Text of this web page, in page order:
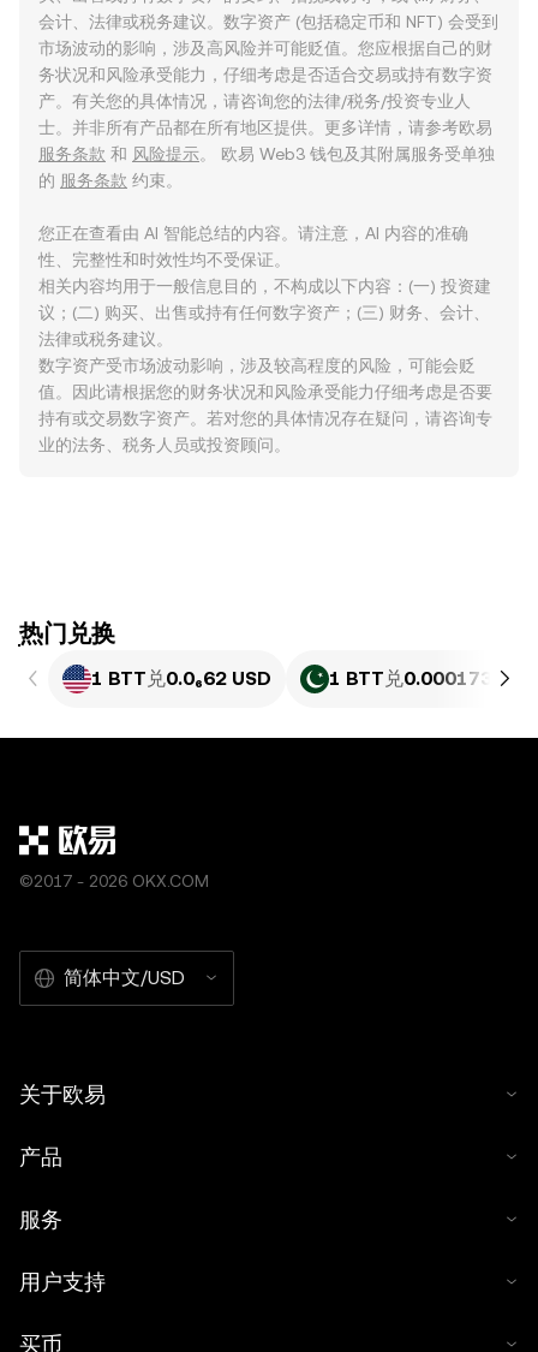
会计、法律或税务建议。数字资产 (包括稳定币和 NFT) 会受到
市场波动的影响，涉及高风险并可能贬值。您应根据自己的财
务状况和风险承受能力，仔细考虑是否适合交易或持有数字资
产。有关您的具体情况，请咨询您的法律/税务/投资专业人
士。并非所有产品都在所有地区提供。更多详情，请参考欧易
服务条款 和 风险提示。 欧易 Web3 钱包及其附属服务受单独
的 服务条款 约束。
您正在查看由 AI 智能总结的内容。请注意，AI 内容的准确
性、完整性和时效性均不受保证。
相关内容均用于一般信息目的，不构成以下内容：(一) 投资建
议；(二) 购买、出售或持有任何数字资产；(三) 财务、会计、
法律或税务建议。
数字资产受市场波动影响，涉及较高程度的风险，可能会贬
值。因此请根据您的财务状况和风险承受能力仔细考虑是否要
持有或交易数字资产。若对您的具体情况存在疑问，请咨询专
业的法务、税务人员或投资顾问。
ִִִִִִִִִִִִִִִִִִִִִִִִִִִִִִִִִִִִִִִִִִִִִִִִ热门兑换
1 BTT 兑0.0₆62 USD 1 BTT 兑0.00017332
©2017 - 2026 OKX.COM
简体中文/USD
关于欧易
产品
服务
用户支持
买币